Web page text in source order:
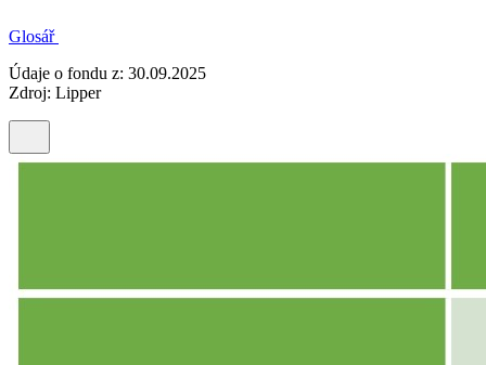
Glosář
Údaje o fondu z: 30.09.2025
Zdroj: Lipper